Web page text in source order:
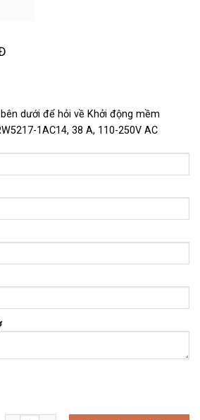
dưới để hỏi về Khởi động mềm
1AC14, 38 A, 110-250V AC